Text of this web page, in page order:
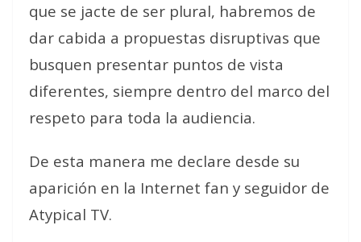
que se jacte de ser plural, habremos de
dar cabida a propuestas disruptivas que
busquen presentar puntos de vista
diferentes, siempre dentro del marco del
respeto para toda la audiencia.
De esta manera me declare desde su
aparición en la Internet fan y seguidor de
Atypical TV.